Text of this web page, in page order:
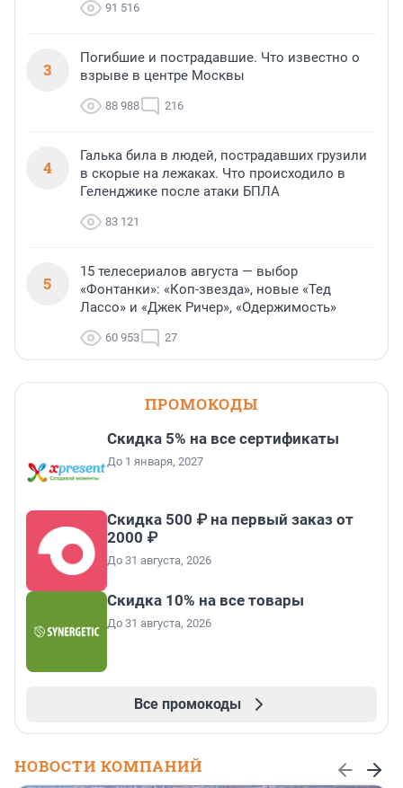
91 516
3
Погибшие и пострадавшие. Что известно о
взрыве в центре Москвы
88 988 216
4
Галька била в людей, пострадавших грузили
в скорые на лежаках. Что происходило в
Геленджике после атаки БПЛА
83 121
5
15 телесериалов августа — выбор
«Фонтанки»: «Коп-звезда», новые «Тед
Лассо» и «Джек Ричер», «Одержимость»
60 953 27
ПРОМОКОДЫ
Скидка 5% на все сертификаты
До 1 января, 2027
Скидка 500 ₽ на первый заказ от
2000 ₽
До 31 августа, 2026
Скидка 10% на все товары
До 31 августа, 2026
Все промокоды
НОВОСТИ КОМПАНИЙ